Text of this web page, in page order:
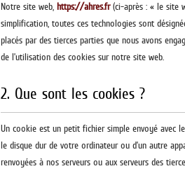
Notre site web, https://ahres.fr(ci-après : « le site
simplification, toutes ces technologies sont
placés par des tierces parties que nous avons
de l’utilisation des cookies sur notre site web.
2. Que sont les cookies ?
Un cookie est un petit fichier simple envoyé avec
le disque dur de votre ordinateur ou d’un autre
renvoyées à nos serveurs ou aux serveurs des